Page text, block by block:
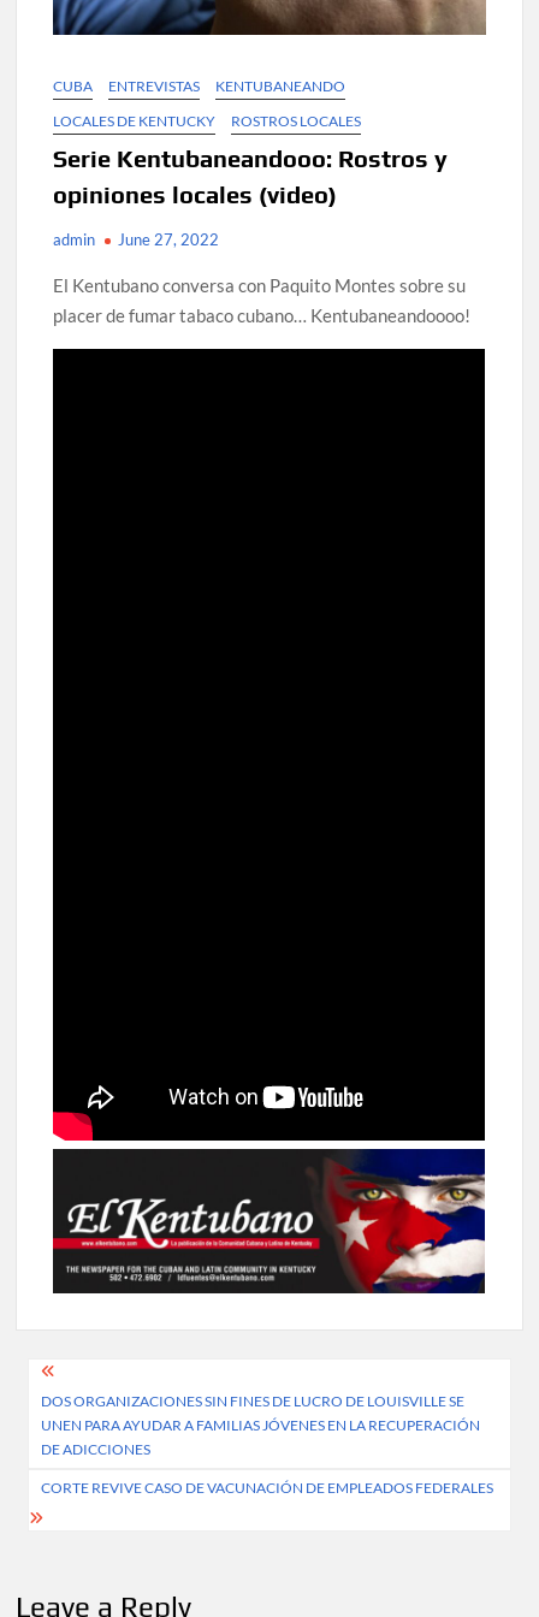
CUBA ENTREVISTAS
KENTUBANEANDO
LOCALES DE KENTUCKY
ROSTROS LOCALES
Serie Kentubaneandooo: Rostros y
opiniones locales (video)
admin June 27, 2022
El Kentubano conversa con Paquito Montes sobre su
placer de fumar tabaco cubano… Kentubaneandoooo!
Post
navigation
DOS ORGANIZACIONES SIN FINES DE LUCRO DE LOUISVILLE SE
UNEN PARA AYUDAR A FAMILIAS JÓVENES EN LA RECUPERACIÓN
DE ADICCIONES
CORTE REVIVE CASO DE VACUNACIÓN DE EMPLEADOS FEDERALES
Leave a Reply